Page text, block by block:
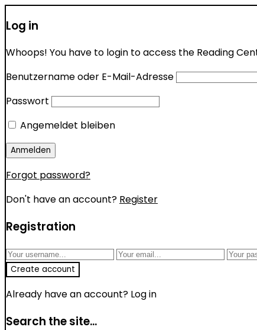
Log in
Whoops! You have to login to access the Reading
Benutzername oder E-Mail-Adresse
Passwort
Angemeldet bleiben
Forgot password?
Don't have an account? Register
Registration
Already have an account? Log in
Search the site...